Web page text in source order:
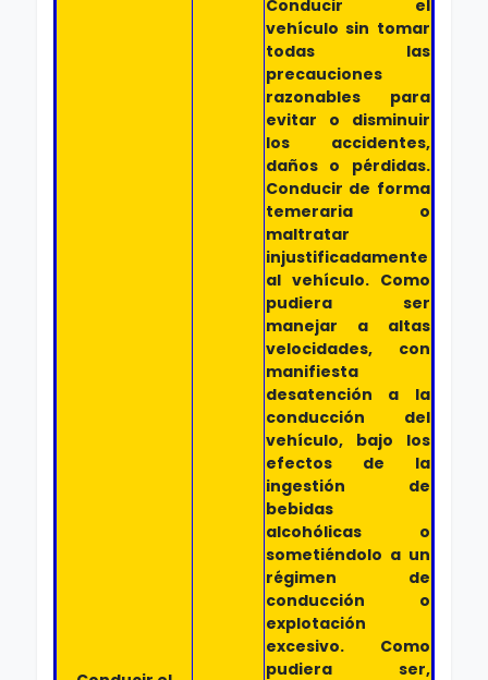
Conducir el
vehículo sin tomar
todas las
precauciones
razonables para
evitar o disminuir
los accidentes,
daños o pérdidas.
Conducir de forma
temeraria o
maltratar
injustificadamente
al vehículo. Como
pudiera ser
manejar a altas
velocidades, con
manifiesta
desatención a la
conducción del
vehículo, bajo los
efectos de la
ingestión de
bebidas
alcohólicas o
sometiéndolo a un
régimen de
conducción o
explotación
excesivo. Como
pudiera ser,